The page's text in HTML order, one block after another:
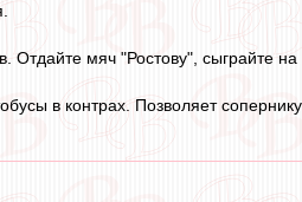
Отдайте мяч "Ростову", сыграйте на
в контрах. Позволяет